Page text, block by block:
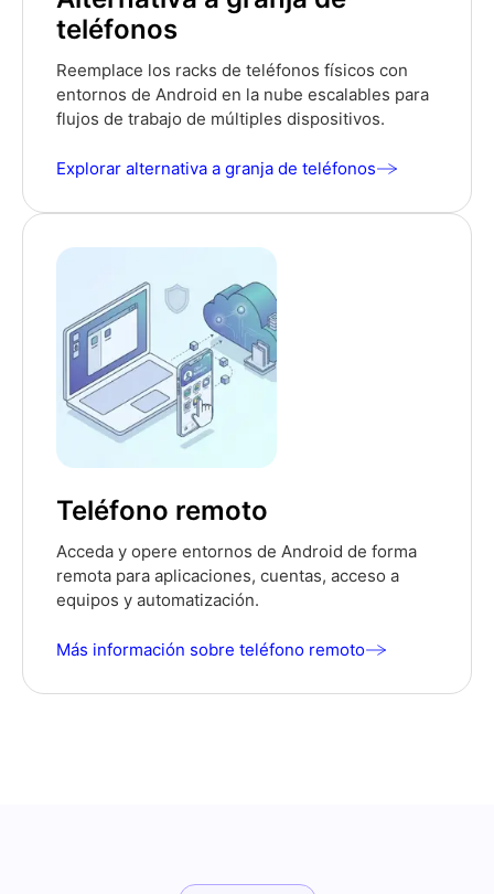
teléfonos
Reemplace los racks de teléfonos físicos con
entornos de Android en la nube escalables para
flujos de trabajo de múltiples dispositivos.
Explorar alternativa a granja de teléfonos
Teléfono remoto
Acceda y opere entornos de Android de forma
remota para aplicaciones, cuentas, acceso a
equipos y automatización.
Más información sobre teléfono remoto